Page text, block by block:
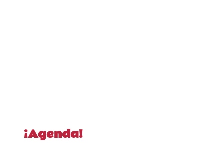
¡Agenda!